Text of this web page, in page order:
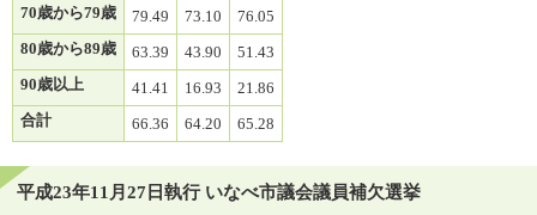
70歳から79歳
79.49 73.10
76.05
80歳から89歳
63.39 43.90
51.43
90歳以上
41.41 16.93
21.86
合計
66.36 64.20 65.28
平成23年11月27日執行 いなべ市議会議員補欠選挙